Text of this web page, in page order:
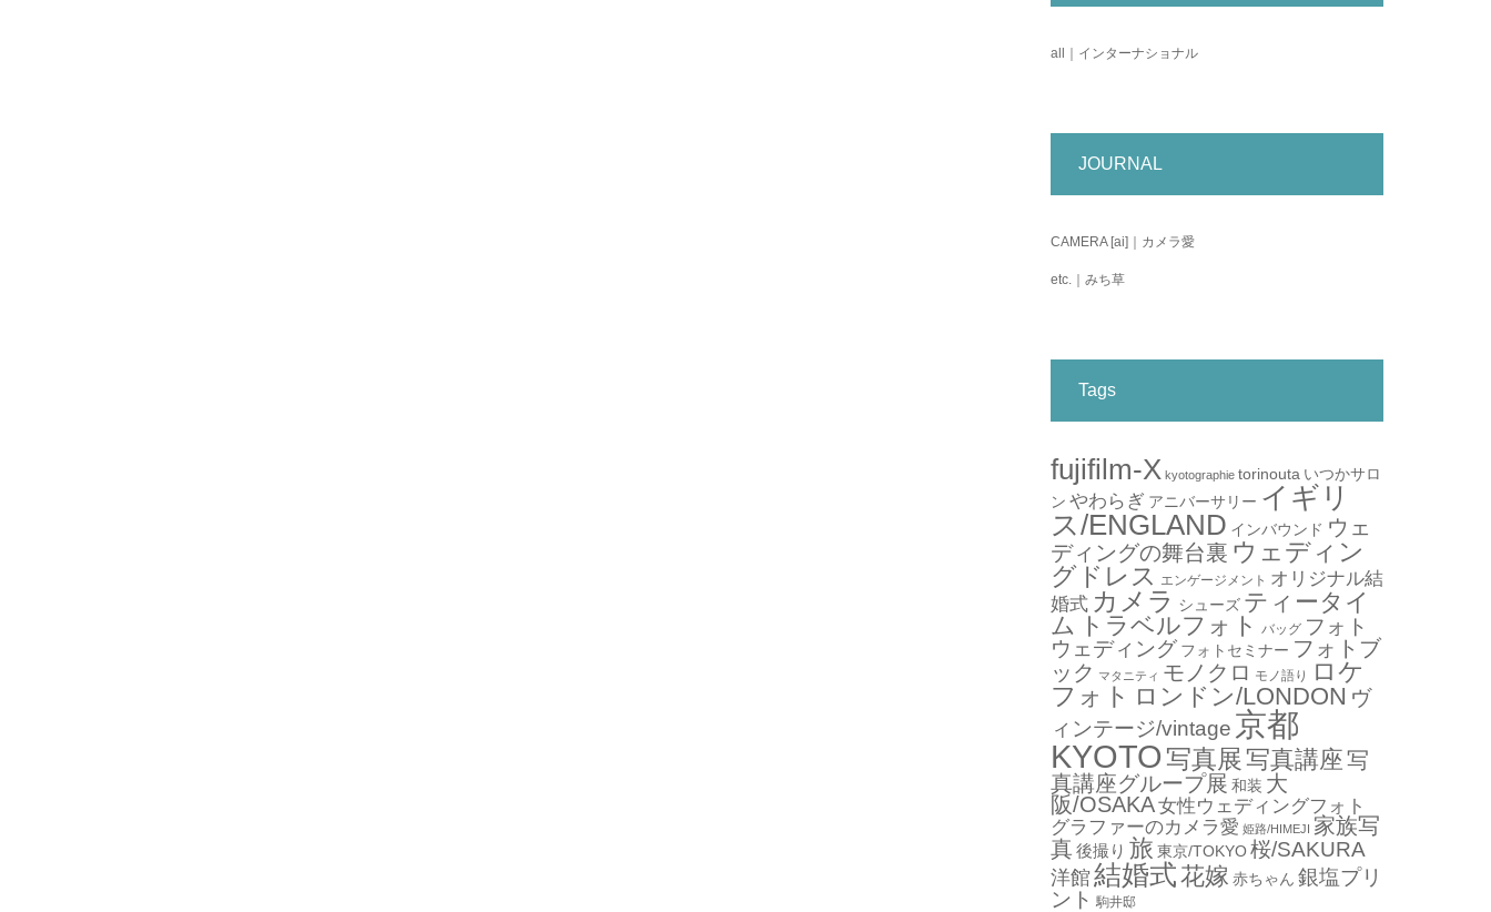
all｜インターナショナル
JOURNAL
CAMERA [ai]｜カメラ愛
etc.｜みち草
Tags
fujifilm-X kyotographie torinouta いつかサロ
ン やわらぎ アニバーサリー イギリ
ス/ENGLAND インバウンド ウェ
ディングの舞台裏 ウェディン
グドレス エンゲージメント オリジナル結
婚式 カメラ シューズ ティータイ
ム トラベルフォト バッグ フォト
ウェディング フォトセミナー フォトブ
ック マタニティ モノクロ モノ語り
ロケ
フォト ロンドン/LONDON ヴ
ィンテージ/vintage 京都
KYOTO 写真展 写真講座写
真講座グループ展 和装 大
阪/OSAKA女性ウェディングフォト
グラファーのカメラ愛 姫路/HIMEJI 家族写
真 後撮り 旅 東京/TOKYO桜/SAKURA
洋館 結婚式花嫁 赤ちゃん 銀塩プリ
ント 駒井邸